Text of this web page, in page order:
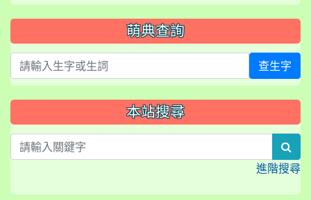
萌典查詢
查生字
本站搜尋
進階搜尋